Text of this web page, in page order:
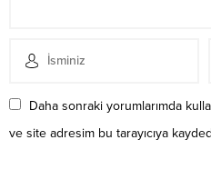
Daha sonraki yorumlarımda
ve site adresim bu tarayıcıya